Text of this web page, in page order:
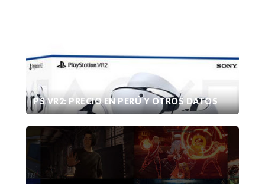
PS VR2: PRECIO EN PERÚ Y OTROS DATOS